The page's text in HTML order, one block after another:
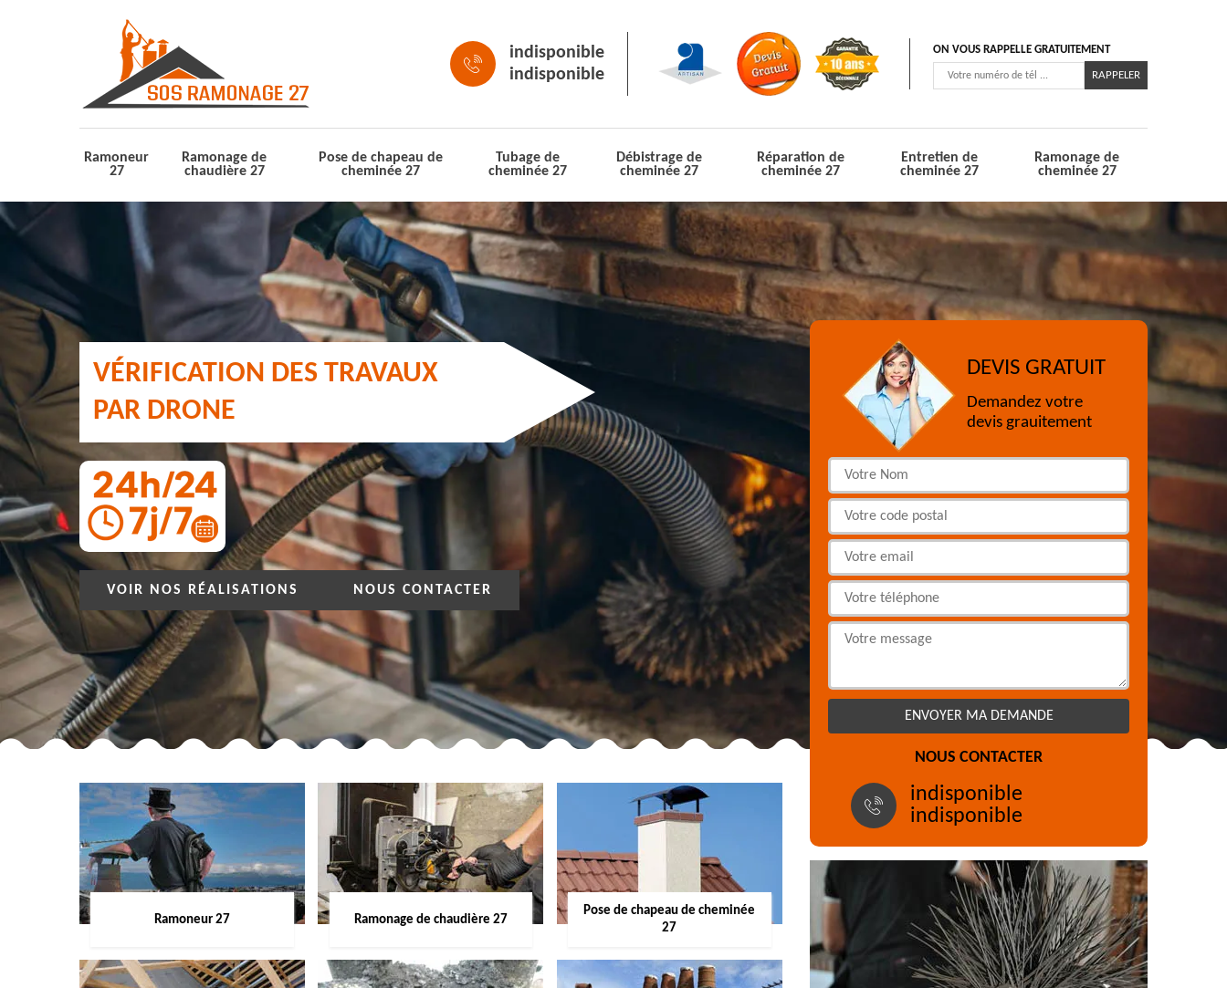
indisponible
indisponible
ON VOUS RAPPELLE GRATUITEMENT
Ramoneur
27
Ramonage de
chaudière 27
Pose de chapeau de
cheminée 27
Tubage de
cheminée 27
Débistrage de
cheminée 27
Réparation de
cheminée 27
Entretien de
cheminée 27
Ramonage de
cheminée 27
VÉRIFICATION DES TRAVAUX
PAR DRONE
VOIR NOS RÉALISATIONS NOUS CONTACTER
Ramoneur 27 Ramonage de chaudière 27
Pose de chapeau de cheminée
27
DEVIS GRATUIT
Demandez votre
devis grauitement
NOUS CONTACTER
indisponible
indisponible